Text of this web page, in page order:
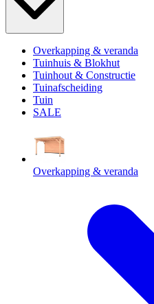
Overkapping & veranda
Tuinhuis & Blokhut
Tuinhout & Constructie
Tuinafscheiding
Tuin
SALE
Overkapping & veranda